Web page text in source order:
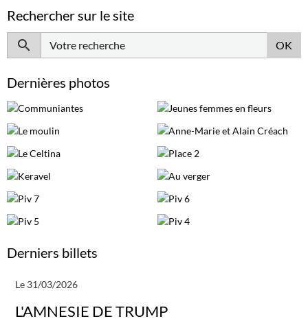
Rechercher sur le site
OK
Dernières photos
Derniers billets
Le 31/03/2026
L'AMNESIE DE TRUMP